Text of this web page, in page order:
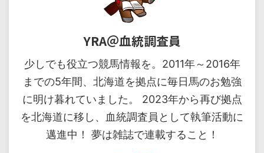
YRA＠血統調査員
少しでも役立つ競馬情報を。2011年～2016年
までの5年間、北海道を拠点に毎日馬のお勉強
に明け暮れていました。 2023年から再び拠点
を北海道に移し、血統調査員として執筆活動に
邁進中！ 夢は雑誌で連載すること！